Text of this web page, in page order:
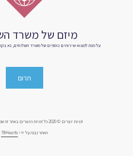
מיזם של משרד
על מנת למצוא שירותים נוספים של משרד השלוחים, נא
תרום
זכויות יוצרים © 2020 כל זכויות היוצרים באתר זה שמורות למשרד השלוחים
האתר נבנה על ידי 78Hearts